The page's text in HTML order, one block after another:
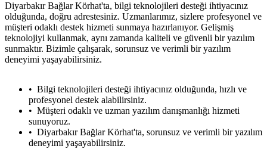
Diyarbakır Bağlar Körhat'ta, bilgi teknolojileri desteği ihtiyacınız
olduğunda, doğru adrestesiniz. Uzmanlarımız, sizlere profesyonel ve
müşteri odaklı destek hizmeti sunmaya hazırlanıyor. Gelişmiş
teknolojiyi kullanmak, aynı zamanda kaliteli ve güvenli bir yazılım
sunmaktır. Bizimle çalışarak, sorunsuz ve verimli bir yazılım
deneyimi yaşayabilirsiniz.
Bilgi teknolojileri desteği ihtiyacınız olduğunda, hızlı ve
profesyonel destek alabilirsiniz.
Müşteri odaklı ve uzman yazılım danışmanlığı hizmeti
sunuyoruz.
Diyarbakır Bağlar Körhat'ta, sorunsuz ve verimli bir yazılım
deneyimi yaşayabilirsiniz.